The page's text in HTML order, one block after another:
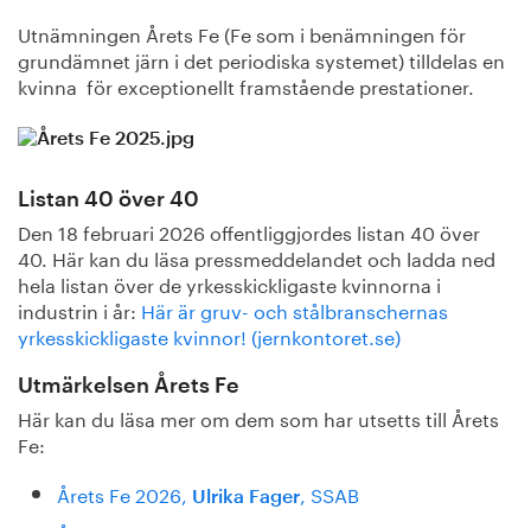
Utnämningen Årets Fe (Fe som i benämningen för
grundämnet järn i det periodiska systemet) tilldelas en
kvinna för exceptionellt framstående prestationer.
Listan 40 över 40
Den 18 februari 2026 offentliggjordes listan 40 över
40. Här kan du läsa pressmeddelandet och ladda ned
hela listan över de yrkesskickligaste kvinnorna i
industrin i år: Här är gruv- och stålbranschernas
yrkesskickligaste kvinnor! (jernkontoret.se)
Utmärkelsen Årets Fe
Här kan du läsa mer om dem som har utsetts till Årets
Fe:
Årets Fe 2026, Ulrika Fager, SSAB